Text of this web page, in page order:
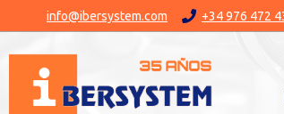
info@ibersystem.com +34 976 472